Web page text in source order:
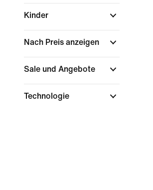
Kinder
Nach Preis anzeigen
Sale und Angebote
Technologie